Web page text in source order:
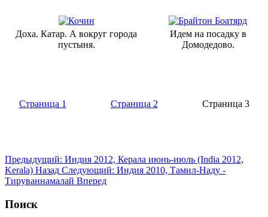
Доха. Катар. А вокруг города
пустыня.
Идем на посадку в
Домодедово.
Страница 1 Страница 2 Страница 3
Предыдущий: Индия 2012, Керала июнь-июль (India 2012,
Kerala) Назад Следующий: Индия 2010, Тамил-Наду -
Тируваннамалай Вперед
Поиск